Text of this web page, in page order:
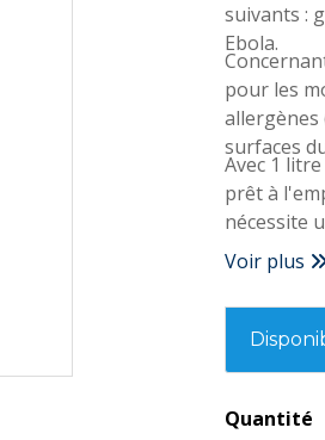
suivants :
Ebola.
pour les
allergènes
surfaces
Avec 1
prêt à
nécessite
Voir plus
Quantité